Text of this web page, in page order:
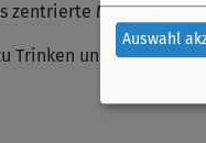
zentrierte Meditation
Trinken und je nach
Auswahl